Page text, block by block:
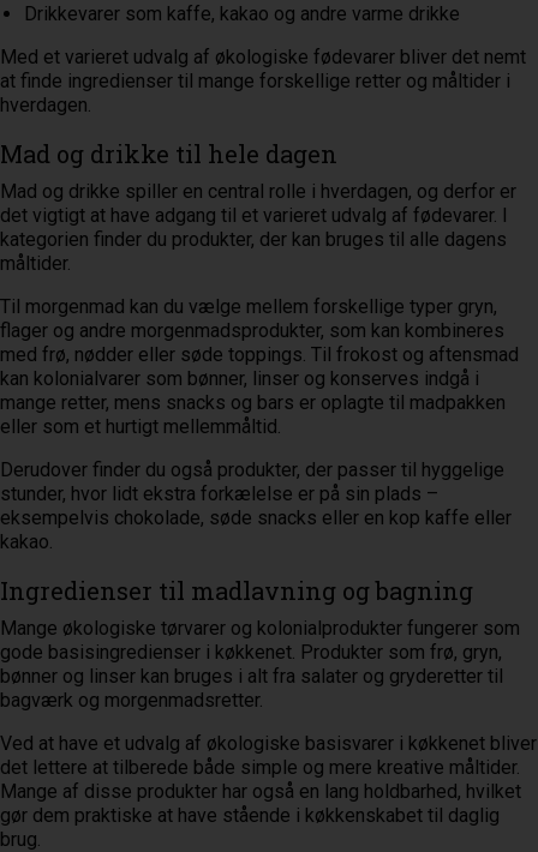
Drikkevarer som kaffe, kakao og andre varme drikke
Med et varieret udvalg af økologiske fødevarer bliver det nemt
at finde ingredienser til mange forskellige retter og måltider i
hverdagen.
Mad og drikke til hele dagen
Mad og drikke spiller en central rolle i hverdagen, og derfor er
det vigtigt at have adgang til et varieret udvalg af fødevarer. I
kategorien finder du produkter, der kan bruges til alle dagens
måltider.
Til morgenmad kan du vælge mellem forskellige typer gryn,
flager og andre morgenmadsprodukter, som kan kombineres
med frø, nødder eller søde toppings. Til frokost og aftensmad
kan kolonialvarer som bønner, linser og konserves indgå i
mange retter, mens snacks og bars er oplagte til madpakken
eller som et hurtigt mellemmåltid.
Derudover finder du også produkter, der passer til hyggelige
stunder, hvor lidt ekstra forkælelse er på sin plads –
eksempelvis chokolade, søde snacks eller en kop kaffe eller
kakao.
Ingredienser til madlavning og bagning
Mange økologiske tørvarer og kolonialprodukter fungerer som
gode basisingredienser i køkkenet. Produkter som frø, gryn,
bønner og linser kan bruges i alt fra salater og gryderetter til
bagværk og morgenmadsretter.
Ved at have et udvalg af økologiske basisvarer i køkkenet bliver
det lettere at tilberede både simple og mere kreative måltider.
Mange af disse produkter har også en lang holdbarhed, hvilket
gør dem praktiske at have stående i køkkenskabet til daglig
brug.